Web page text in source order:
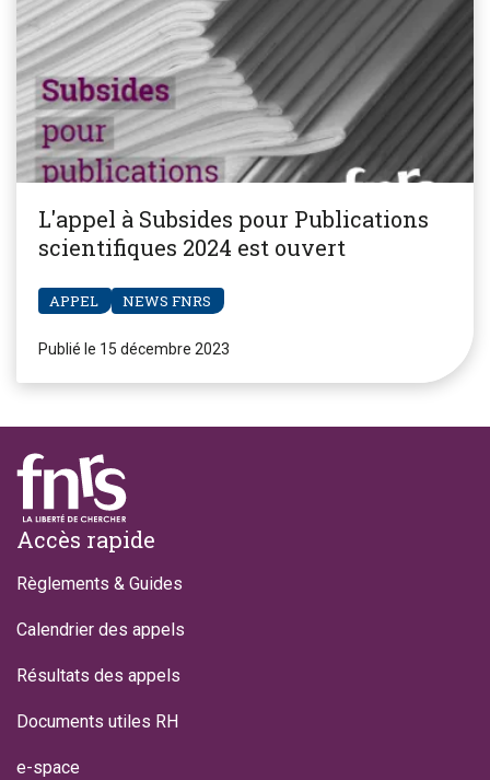
L'appel à Subsides pour Publications
scientifiques 2024 est ouvert
APPEL NEWS FNRS
Publié le 15 décembre 2023
Footer
Accès rapide
Règlements & Guides
Calendrier des appels
Résultats des appels
Documents utiles RH
e-space